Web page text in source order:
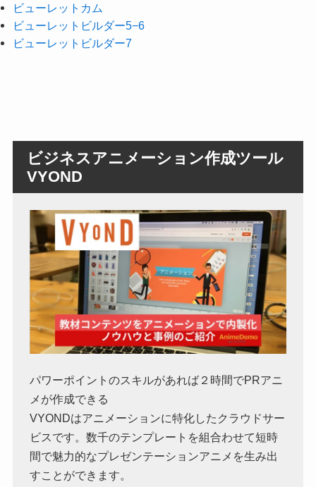
ビューレットカム
ビューレットビルダー5−6
ビューレットビルダー7
ビジネスアニメーション作成ツール
VYOND
パワーポイントのスキルがあれば２時間でPRアニ
メが作成できる
VYONDはアニメーションに特化したクラウドサー
ビスです。数千のテンプレートを組合わせて短時
間で魅力的なプレゼンテーションアニメを生み出
すことができます。